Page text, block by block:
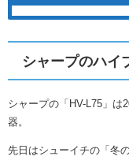
シャープのハイ
シャープの「HV-L75」は
器。
先日はシューイチの「冬